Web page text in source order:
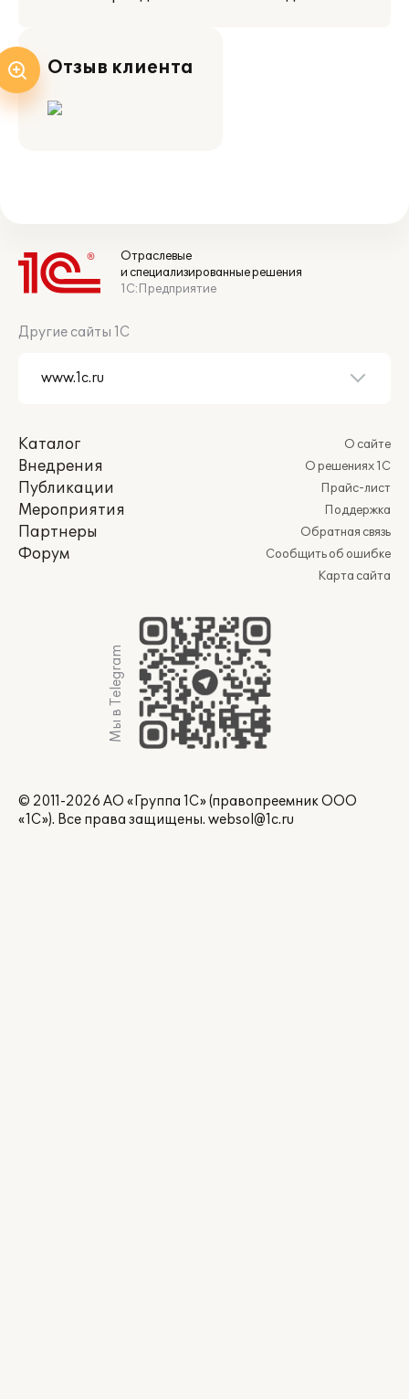
Отзыв клиента
Отраслевые
и специализированные решения
1С:Предприятие
Другие сайты 1С
Каталог
Внедрения
Публикации
Мероприятия
Партнеры
Форум
О сайте
О решениях 1С
Прайс-лист
Поддержка
Обратная связь
Сообщить об ошибке
Карта сайта
Мы в Telegram
© 2011-2026 АО «Группа 1С» (правопреемник ООО
«1С»). Все права защищены. websol@1c.ru